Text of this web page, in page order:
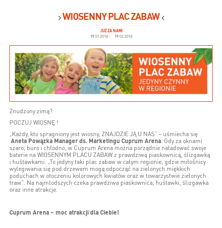
WIOSENNY PLAC ZABAW
JUŻ ZA NAMI
1901.2018 - 1902.2018
Znudzony zimą?
POCZUJ WIOSNĘ !
„Każdy, kto spragniony jest wiosny, ZNAJDZIE JĄ U NAS” – uśmiecha się
Aneta Powązka Manager ds. Marketingu Cuprum Arena. Gdy za oknami
szaro, buro i chłodno, w Cuprum Arena można porządnie naładować swoje
baterie na WIOSENNYM PLACU ZABAW z prawdziwą piaskownicą, ślizgawką
i huśtawkami. „To jedyny taki plac zabaw w całym regionie, gdzie miłośnicy
wylegiwania się pod drzewem mogą odpocząć na zielonych miękkich
poduchach w otoczeniu kolorowych kwiatów oraz w towarzystwie zielonych
traw”. Na najmłodszych czeka prawdziwa piaskownica, huśtawki, ślizgawka
oraz inne atrakcje.
Cuprum Arena – moc atrakcji dla Ciebie!